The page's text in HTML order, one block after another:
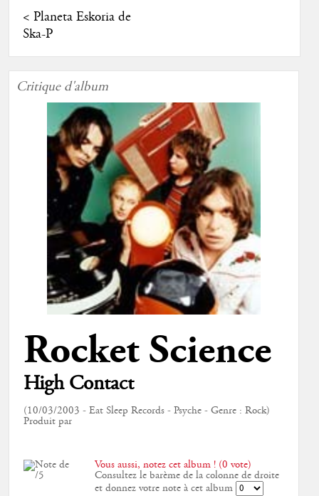
< Planeta Eskoria de
Ska-P
Critique d'album
Rocket Science
High Contact
(10/03/2003 - Eat Sleep Records - Psyche - Genre : Rock)
Produit par
Vous aussi, notez cet album ! (0 vote)
Consultez le barème de la colonne de droite
et donnez votre note à cet album